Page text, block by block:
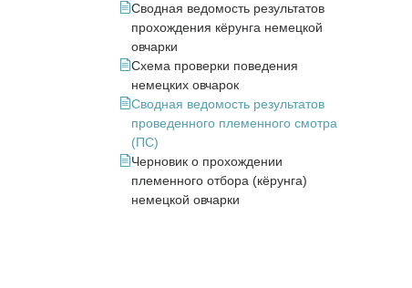
Сводная ведомость результатов
прохождения кёрунга немецкой
овчарки
Схема проверки поведения
немецких овчарок
Сводная ведомость результатов
проведенного племенного смотра
(ПС)
Черновик о прохождении
племенного отбора (кёрунга)
немецкой овчарки